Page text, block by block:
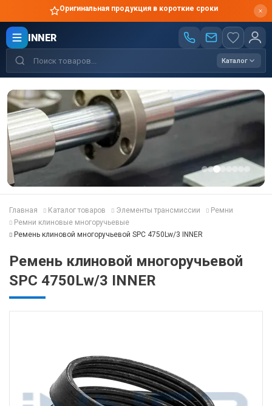
Оригинальная продукция в короткие сроки
INNER
Каталог
Главная Каталог товаров Элементы трансмиссии
Ремни
Ремни клиновые многоручьевые
Ремень клиновой многоручьевой SPC 4750Lw/3 INNER
Ремень клиновой многоручьевой
SPC 4750Lw/3 INNER